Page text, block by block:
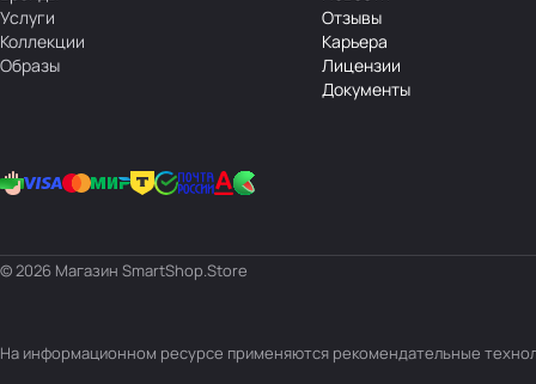
Услуги
Коллекции
Образы
Отзывы
Карьера
Лицензии
Документы
© 2026 Магазин SmartShop.Store
На информационном ресурсе применяются рекомендательные